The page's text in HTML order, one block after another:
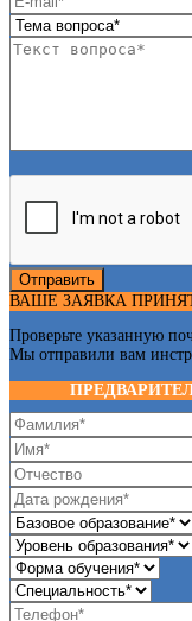
Отправить
ВАШЕ ЗАЯВКА
Проверьте указанную
Мы отправили вам